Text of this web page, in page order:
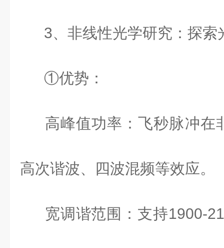
3、非线性光学研究：探索
①优势：
高峰值功率：飞秒脉冲在
高次谐波、四波混频等效应。
宽调谐范围：支持1900-